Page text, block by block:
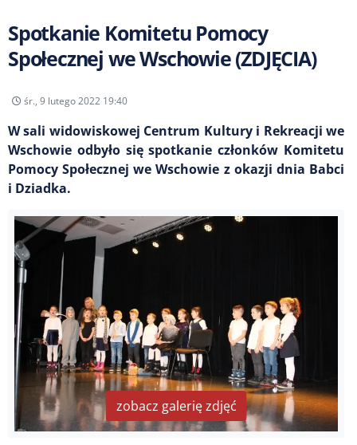
Spotkanie Komitetu Pomocy
Społecznej we Wschowie (ZDJĘCIA)
śr., 9 lutego 2022 19:40
W sali widowiskowej Centrum Kultury i Rekreacji we
Wschowie odbyło się spotkanie członków Komitetu
Pomocy Społecznej we Wschowie z okazji dnia Babci
i Dziadka.
zobacz galerię zdjęć